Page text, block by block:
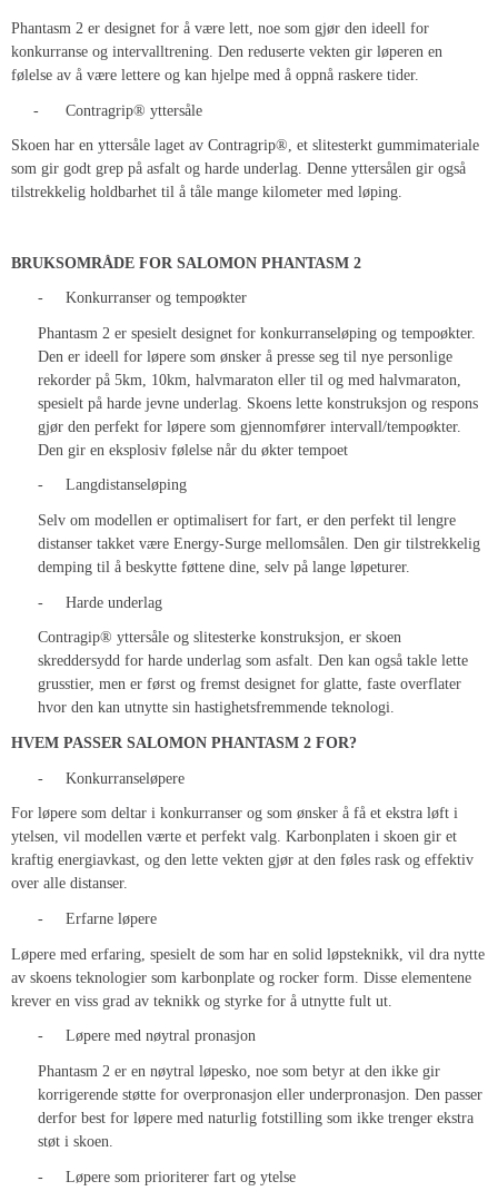
Phantasm 2 er designet for å være lett, noe som gjør den ideell for
konkurranse og intervalltrening. Den reduserte vekten gir løperen en
følelse av å være lettere og kan hjelpe med å oppnå raskere tider.
- Contragrip® yttersåle
Skoen har en yttersåle laget av Contragrip®, et slitesterkt gummimateriale
som gir godt grep på asfalt og harde underlag. Denne yttersålen gir også
tilstrekkelig holdbarhet til å tåle mange kilometer med løping.
BRUKSOMRÅDE FOR SALOMON PHANTASM 2
- Konkurranser og tempoøkter
Phantasm 2 er spesielt designet for konkurranseløping og tempoøkter.
Den er ideell for løpere som ønsker å presse seg til nye personlige
rekorder på 5km, 10km, halvmaraton eller til og med halvmaraton,
spesielt på harde jevne underlag. Skoens lette konstruksjon og respons
gjør den perfekt for løpere som gjennomfører intervall/tempoøkter.
Den gir en eksplosiv følelse når du økter tempoet
- Langdistanseløping
Selv om modellen er optimalisert for fart, er den perfekt til lengre
distanser takket være Energy-Surge mellomsålen. Den gir tilstrekkelig
demping til å beskytte føttene dine, selv på lange løpeturer.
- Harde underlag
Contragip® yttersåle og slitesterke konstruksjon, er skoen
skreddersydd for harde underlag som asfalt. Den kan også takle lette
grusstier, men er først og fremst designet for glatte, faste overflater
hvor den kan utnytte sin hastighetsfremmende teknologi.
HVEM PASSER SALOMON PHANTASM 2 FOR?
- Konkurranseløpere
For løpere som deltar i konkurranser og som ønsker å få et ekstra løft i
ytelsen, vil modellen værte et perfekt valg. Karbonplaten i skoen gir et
kraftig energiavkast, og den lette vekten gjør at den føles rask og effektiv
over alle distanser.
- Erfarne løpere
Løpere med erfaring, spesielt de som har en solid løpsteknikk, vil dra nytte
av skoens teknologier som karbonplate og rocker form. Disse elementene
krever en viss grad av teknikk og styrke for å utnytte fult ut.
- Løpere med nøytral pronasjon
Phantasm 2 er en nøytral løpesko, noe som betyr at den ikke gir
korrigerende støtte for overpronasjon eller underpronasjon. Den passer
derfor best for løpere med naturlig fotstilling som ikke trenger ekstra
støt i skoen.
- Løpere som prioriterer fart og ytelse